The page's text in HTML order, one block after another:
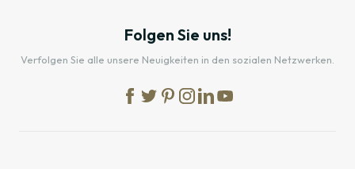
Folgen Sie uns!
Verfolgen Sie alle unsere Neuigkeiten in den sozialen Netzwerken.